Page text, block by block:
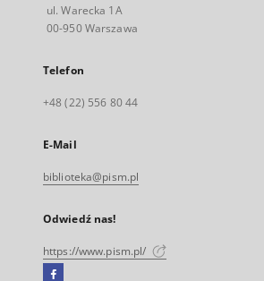
ul. Warecka 1A
00-950 Warszawa
Telefon
+48 (22) 556 80 44
E-Mail
biblioteka@pism.pl
Odwiedź nas!
https://www.pism.pl/
Facebook